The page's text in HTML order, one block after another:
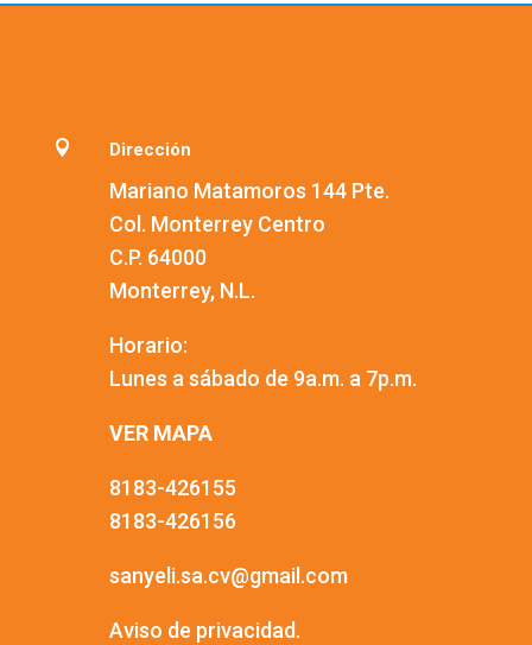
 Dirección
Mariano Matamoros 144 Pte.
Col. Monterrey Centro
C.P. 64000
Monterrey, N.L.
Horario:
Lunes a sábado de 9a.m. a 7p.m.
VER MAPA
8183-426155
8183-426156
sanyeli.sa.cv@gmail.com
Aviso de privacidad.